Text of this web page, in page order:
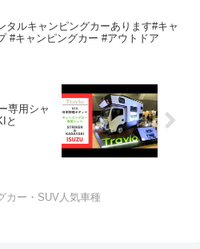
タルキャンピングカーあります#キャ
#キャンピングカー #アウトドア
専用シャ
と
カー・SUV人気車種